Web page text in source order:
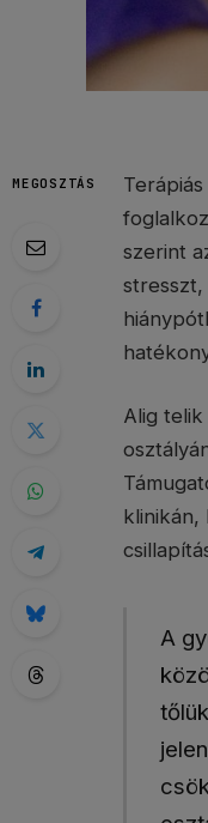
MEGOSZTÁS
szerint
stresszt,
Alig telik
klinikán,
A